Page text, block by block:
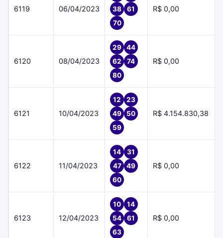
6119 06/04/2023
38
61
70
R$ 0,00
6120 08/04/2023
29
44
62
74
80
R$ 0,00
6121 10/04/2023
12
23
49
50
59
R$ 4.154.830,38
6122 11/04/2023
14
31
47
49
60
R$ 0,00
6123 12/04/2023
10
14
54
61
63
R$ 0,00